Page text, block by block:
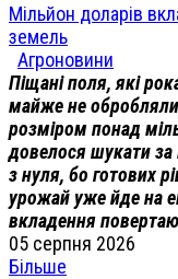
Мільйон доларів
земель
Агроновини
Піщані поля, які
майже не
розміром понад
довелося шукати
з нуля, бо готових
урожай уже йде на
вкладення
05 серпня 2026
Більше